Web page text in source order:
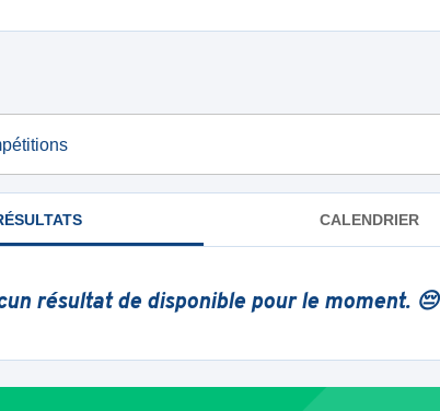
CALENDRIER
résultat de disponible pour le moment. 😔